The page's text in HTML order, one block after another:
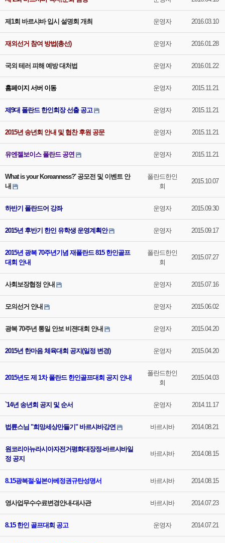
제1회 바르샤바 입시 설명회 개최 운영자 2016.03.10
재외선거 참여 방법(총선) 운영자 2016.01.28
국외 테러 피해 예방 대처법 운영자 2016.01.22
홈페이지 서버 이동 운영자 2015.11.21
제9대 폴란드 한인회장 선출 공고 운영자 2015.11.21
2015년 송년회 안내 및 협찬 후원 공문 운영자 2015.11.21
유엔젤보이스 폴란드 공연 운영자 2015.11.21
What is your Koreanness?' 공모전 및 이벤트 안
내
폴란드한인
회
2015.10.07
하반기 폴란드어 강좌 운영자 2015.09.30
2015년 후반기 한인 유학생 운영계획안 운영자 2015.09.17
2015년 광복 70주년기념 재폴란드 815 한인골프
대회 안내
폴란드한인
회
2015.07.27
사회보장협정 안내 운영자 2015.07.16
모의선거 안내 운영자 2015.06.02
광복 70주년 통일 안보 비젼대회 안내 운영자 2015.04.20
2015년 한마음 체육대회 공지(일정 변경) 운영자 2015.04.20
2015년도 제 1차 폴란드 한인골프대회 공지 안내
폴란드한인
회
2015.04.03
`14년 송년회 공지 및 순서 운영자 2014.11.17
법륜스님 "희망세상만들기" 바르샤바강연 바르샤바 2014.08.21
원코리아뉴라시아자전거평화대장정-바르샤바일
정 공지
바르샤바 2014.08.15
8.15광복절-일본아베정권규탄성명서 바르샤바 2014.08.15
영사업무수수료변경안내-대사관 바르샤바 2014.07.23
8.15 한인 골프대회 공고 운영자 2014.07.21